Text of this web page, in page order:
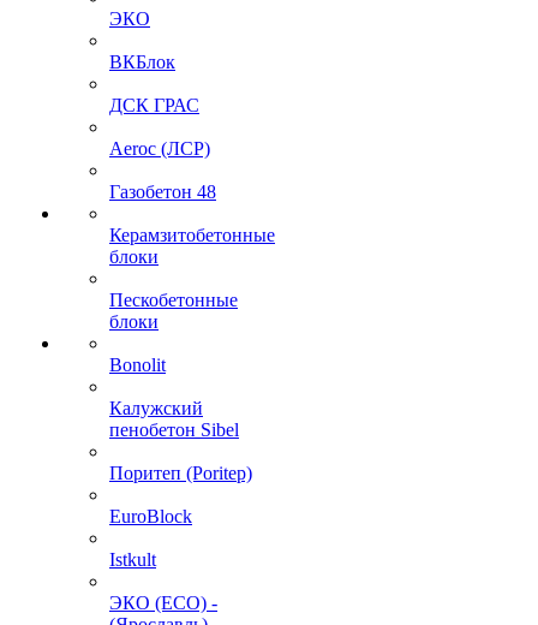
ЭКО
ВКБлок
ДСК ГРАС
Aeroc (ЛСР)
Газобетон 48
Керамзитобетонные
блоки
Пескобетонные
блоки
Bonolit
Калужский
пенобетон Sibel
Поритеп (Poritep)
EuroBlock
Istkult
ЭКО (ECO) -